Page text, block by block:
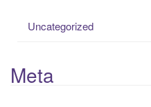
Uncategorized
Meta